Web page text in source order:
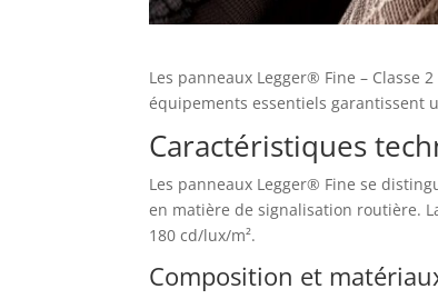
Les panneaux Legger® Fine –
équipements essentiels garantissent
Caractéristiques
Les panneaux Legger® Fine se
en matière de signalisation routière.
180 cd/lux/m².
Composition et